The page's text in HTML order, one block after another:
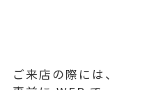
ご来店の際には、